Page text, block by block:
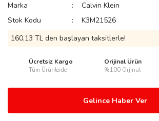
Marka
Calvin Klein
Stok Kodu
K3M21526
160,13 TL den başlayan taksitlerle!
Ücretsiz Kargo
Tüm Ürünlerde
Orijinal Ürün
%100 Orjinal
Gelince Haber Ver